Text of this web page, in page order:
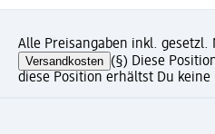
Alle Preisangaben inkl. gesetzl.
Versandkosten (§) Diese
diese Position erhältst Du keine